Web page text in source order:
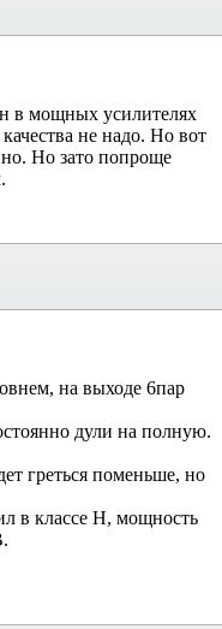
в мощных усилителях
не надо. Но вот
Но зато попроще